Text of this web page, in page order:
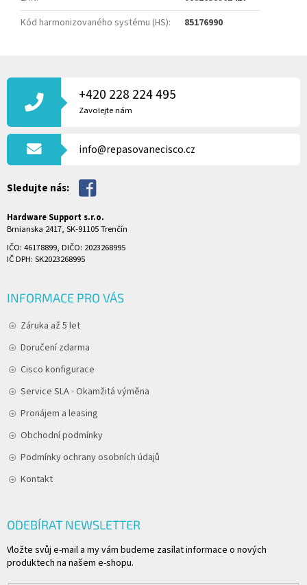
Kód harmonizovaného systému (HS): 85176990
Á
T
+420 228 224 495
Zavolejte nám
info@repasovanecisco.cz
Sledujte nás:
Hardware Support s.r.o.
Brnianska 2417, SK-91105 Trenčín
IČO: 46178899, DIČO: 2023268995
IČ DPH: SK2023268995
INFORMACE PRO VÁS
Záruka až 5 let
Doručení zdarma
Cisco konfigurace
Service SLA - Okamžitá výměna
Pronájem a leasing
Obchodní podmínky
Podmínky ochrany osobních údajů
Kontakt
ODEBÍRAT NEWSLETTER
Vložte svůj e-mail a my vám budeme zasílat informace o nových
produktech na našem e-shopu.